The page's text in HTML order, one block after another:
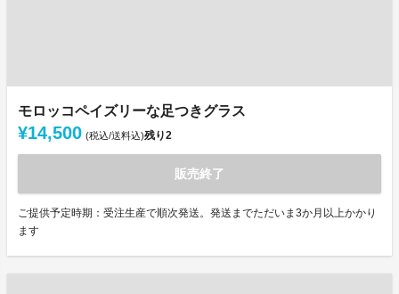
モロッコペイズリーな足つきグラス
¥14,500 (税込/送料込)残り2
販売終了
ご提供予定時期：受注生産で順次発送。発送までただいま3か月以上かかり
ます